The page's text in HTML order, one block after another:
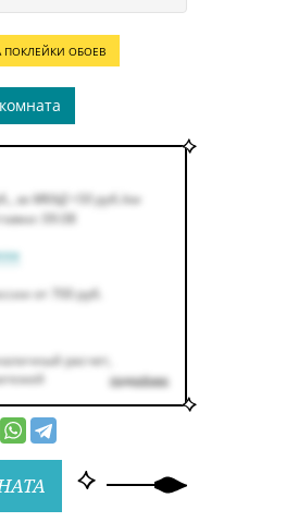
ПОКЛЕЙКИ ОБОЕВ
за МКАД +50руб. /км
09.08
от 700 руб.
расчет,
подробнее